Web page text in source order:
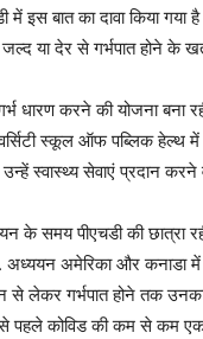
बात का दावा किया गया है
या देर से गर्भपात होने के
धारण करने की योजना बना
स्कूल ऑफ पब्लिक हेल्थ
स्वास्थ्य सेवाएं प्रदान
के समय पीएचडी की छात्रा
अध्ययन अमेरिका और
से लेकर गर्भपात होने तक
से पहले कोविड की कम से कम